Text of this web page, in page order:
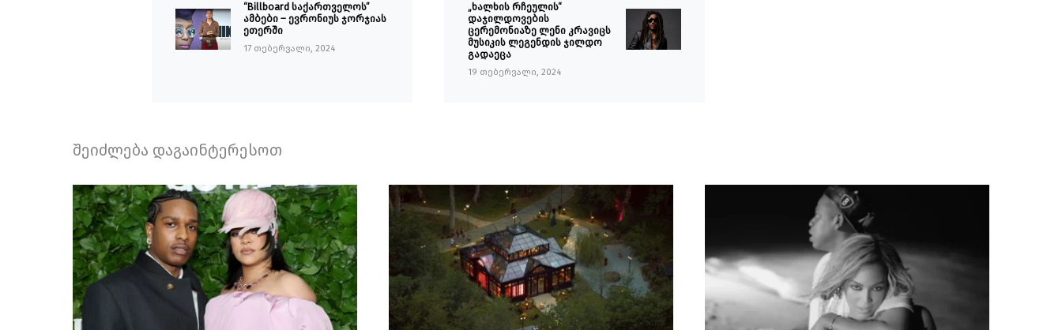
“Billboard საქართველოს”
ამბები – ევრონიუს ჯორჯიას
ეთერში
17 თებერვალი, 2024
„ხალხის რჩეულის“
დაჯილდოვების
ცერემონიაზე ლენი კრავიცს
მუსიკის ლეგენდის ჯილდო
გადაეცა
19 თებერვალი, 2024
შეიძლება დაგაინტერესოთ